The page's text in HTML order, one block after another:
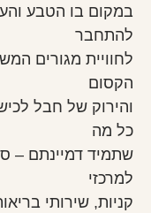
במקום בו הטבע
להתחבר
לחוויית מגורים
הקסום
והירוק של חבל
כל מה
שתמיד דמיינתם –
למרכזי
קניות, שירותי